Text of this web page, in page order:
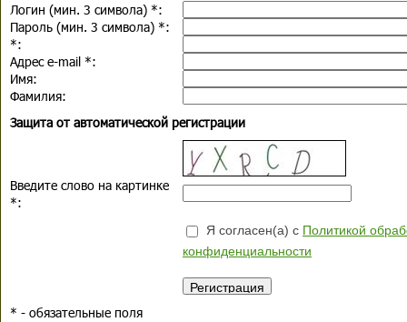
Логин (мин. 3 символа) *:
Пароль (мин. 3 символа) *:
*:
Адрес e-mail *:
Имя:
Фамилия:
Защита от автоматической регистрации
Введите слово на картинке
*:
Я согласен(а) с Политикой
конфиденциальности
* - обязательные поля